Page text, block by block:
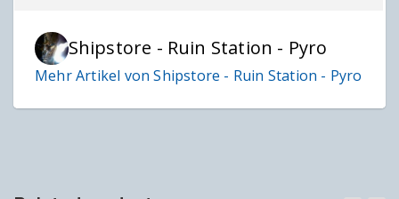
Shipstore - Ruin Station - Pyro
Mehr Artikel von Shipstore - Ruin Station - Pyro